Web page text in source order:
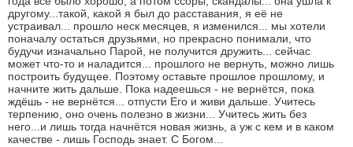
другому...такой, какой я был до расставания, я её не
устраивал... прошло неск месяцев, я изменился... мы хотели
поначалу остаться друзьями, но прекрасно понимали, что
будучи изначально Парой, не получится дружить... сейчас
может что-то и наладится... прошлого не вернуть, можно лишь
построить будущее. Поэтому оставьте прошлое прошлому, и
начните жить дальше. Пока надеешься - не вернётся, пока
ждёшь - не вернётся... отпусти Его и живи дальше. Учитесь
терпению, оно очень полезно в жизни... Учитесь жить без
него...и лишь тогда начнётся новая жизнь, а уж с кем и в каком
качестве - лишь Господь знает. С Богом...